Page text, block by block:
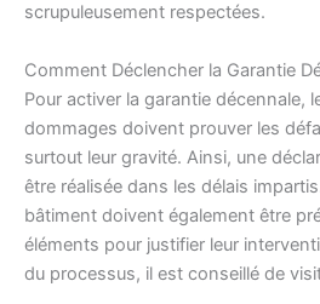
scrupuleusement respectées.
Comment Déclencher la Garantie
Pour activer la garantie décennale,
dommages doivent prouver les
surtout leur gravité. Ainsi, une
être réalisée dans les délais
bâtiment doivent également être
éléments pour justifier leur
du processus, il est conseillé de